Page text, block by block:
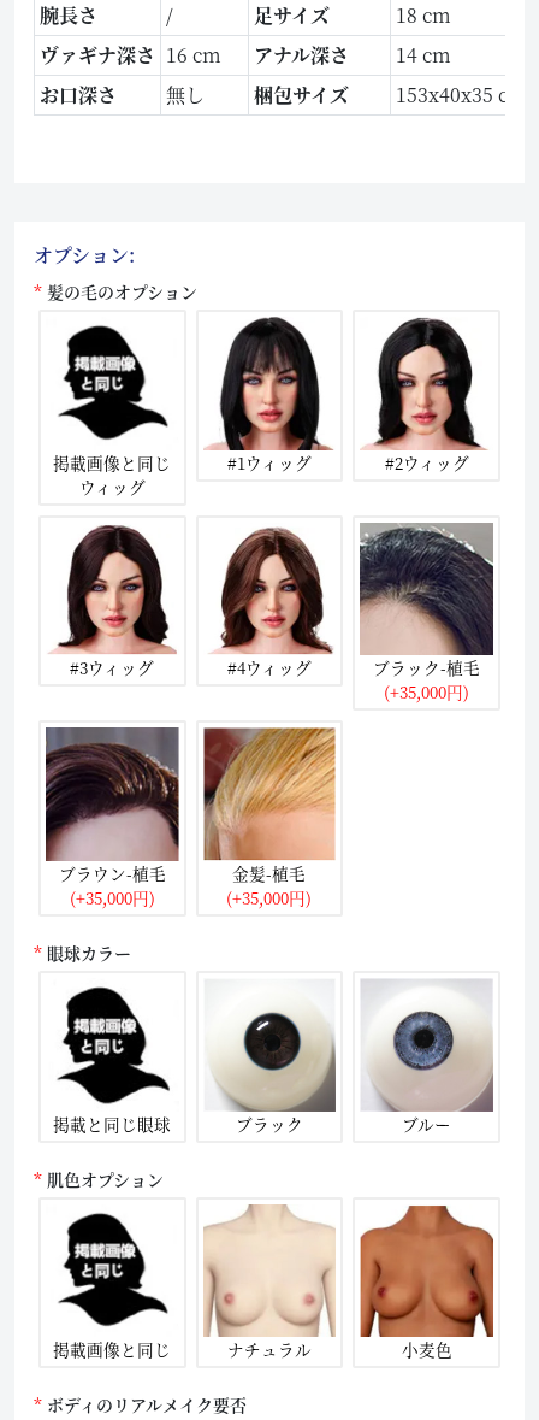
腕長さ
/ 足サイズ
18 cm
ヴァギナ深さ 16 cm アナル深さ
14 cm
お口深さ
無し 梱包サイズ 153x40x35 cm
オプション:
髪の毛のオプション
掲載画像と同じ
ウィッグ
#1ウィッグ #2ウィッグ
#3ウィッグ #4ウィッグ
ブラック-植毛
(+35,000円)
ブラウン-植毛
(+35,000円)
金髪-植毛
(+35,000円)
眼球カラー
掲載と同じ眼球 ブラック ブルー
肌色オプション
掲載画像と同じ ナチュラル 小麦色
ボディのリアルメイク要否